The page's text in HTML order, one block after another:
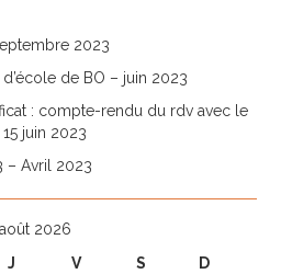
2023
de BO – juin 2023
: compte-rendu du rdv avec le
juin 2023
– Avril 2023
août 2026
J V S D